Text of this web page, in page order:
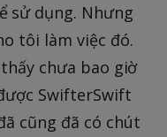
sử dụng. Nhưng
tôi làm việc đó.
chưa bao giờ
SwifterSwift
cũng đã có chút